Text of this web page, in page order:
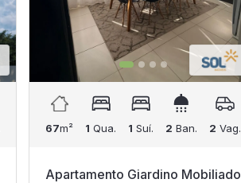
67m² 1 Qua. 1 Suí. 2 Ban. 2 Vag.
Apartamento Giardino Mobiliado